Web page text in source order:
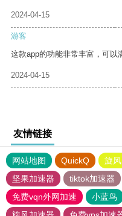
2024-04-15
游客
这款app的功能非常丰富，可以
2024-04-15
友情链接
网站地图 QuickQ 旋
坚果加速器
tiktok加速器
免费vqn外网加速
小蓝鸟